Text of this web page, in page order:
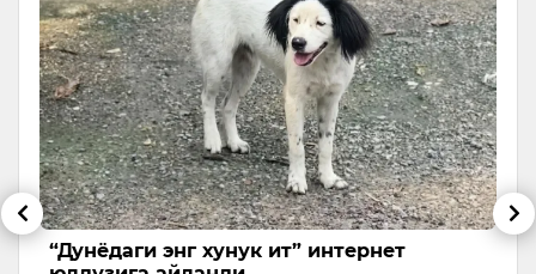
“Дунёдаги энг хунук ит” интернет